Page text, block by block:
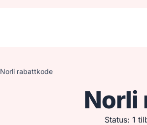
Norli rabattkode
Norli
Status: 1